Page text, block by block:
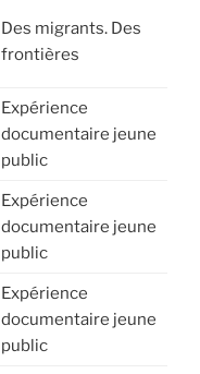
Des migrants. Des
frontières
Expérience
documentaire jeune
public
Expérience
documentaire jeune
public
Expérience
documentaire jeune
public